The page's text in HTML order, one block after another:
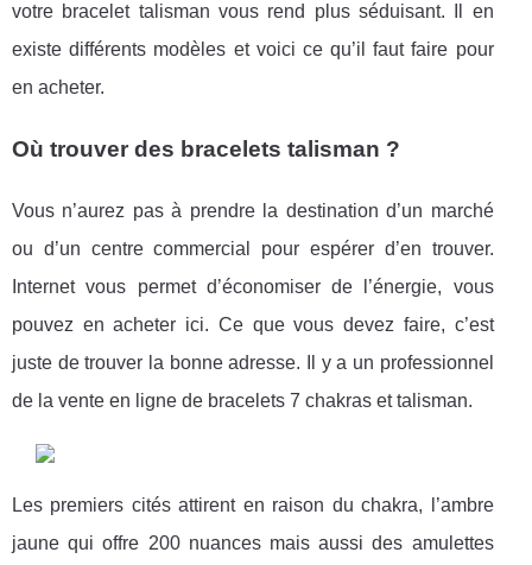
votre bracelet talisman vous rend plus séduisant. Il en
existe différents modèles et voici ce qu’il faut faire pour
en acheter.
Où trouver des bracelets talisman ?
Vous n’aurez pas à prendre la destination d’un marché
ou d’un centre commercial pour espérer d’en trouver.
Internet vous permet d’économiser de l’énergie, vous
pouvez en acheter ici. Ce que vous devez faire, c’est
juste de trouver la bonne adresse. Il y a un professionnel
de la vente en ligne de bracelets 7 chakras et talisman.
Les premiers cités attirent en raison du chakra, l’ambre
jaune qui offre 200 nuances mais aussi des amulettes